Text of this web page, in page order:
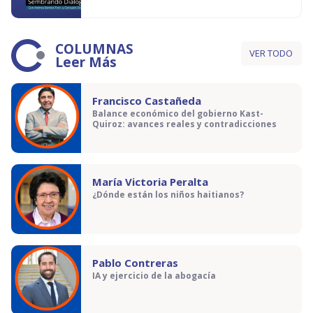
COLUMNAS
Leer Más VER TODO
Francisco Castañeda
Balance económico del gobierno Kast-
Quiroz: avances reales y contradicciones
María Victoria Peralta
¿Dónde están los niños haitianos?
Pablo Contreras
IA y ejercicio de la abogacía